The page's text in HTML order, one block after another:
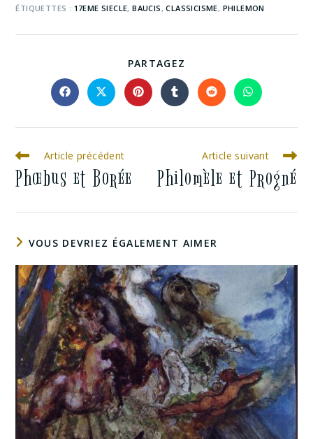
ÉTIQUETTES : 17EME SIECLE, BAUCIS , CLASSICISME, PHILEMON
PARTAGEZ
Article précédent
Phœbus et Borée
Article suivant
Philomèle et Progné
VOUS DEVRIEZ ÉGALEMENT AIMER